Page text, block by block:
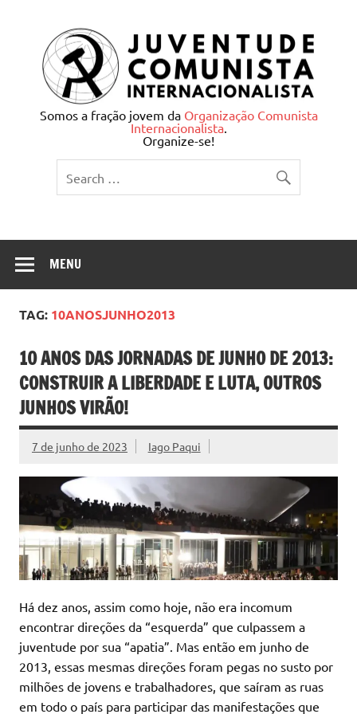
Juventude Comunista
Internacionalista
Somos a fração jovem da Organização Comunista
Internacionalista.
Organize-se!
MENU
TAG: 10ANOSJUNHO2013
10 ANOS DAS JORNADAS DE JUNHO DE 2013:
CONSTRUIR A LIBERDADE E LUTA, OUTROS
JUNHOS VIRÃO!
7 de junho de 2023 Iago Paqui
Há dez anos, assim como hoje, não era incomum
encontrar direções da “esquerda” que culpassem a
juventude por sua “apatia”. Mas então em junho de
2013, essas mesmas direções foram pegas no susto por
milhões de jovens e trabalhadores, que saíram as ruas
em todo o país para participar das manifestações que